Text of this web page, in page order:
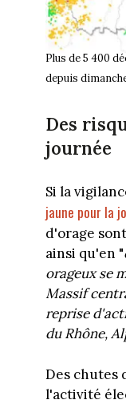
Plus de 5 400
depuis
Des
journée
Si la
jaune pour la
d'orage
ainsi qu'en "
orageux se
Massif
reprise
du Rhône,
Des chutes
l'activité